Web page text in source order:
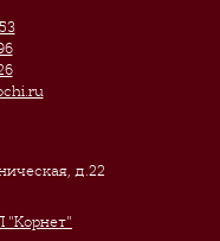
д.22
"Корнет"